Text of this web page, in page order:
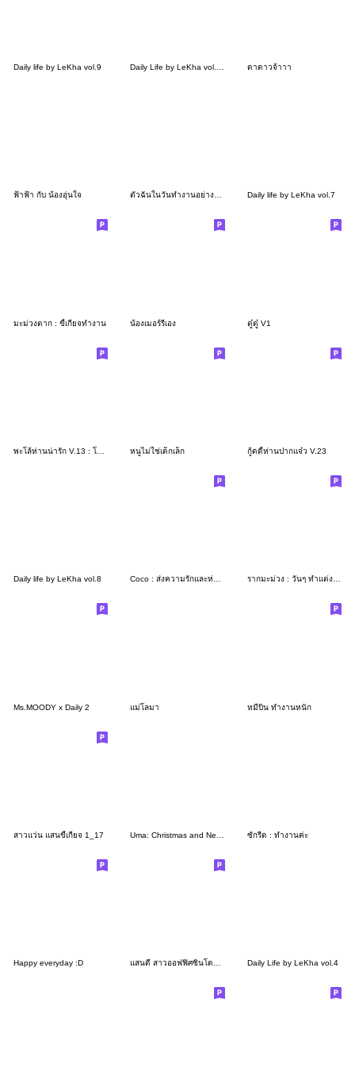
Daily life by LeKha vol.9 ดาดาวจ้าาา
ฟ้าฟ้า กับ น้องอุ่นใจ ตัวฉันในวันทำงานอย่างบ้าคลั่ง Daily life by LeKha vol.7
มะม่วงตาก : ขี้เกียจทำงาน น้องเมอร์รี่เอง ตู๋ตู๋ V1
หนูไม่ใช่เด็กเล็ก กู้ดดี้ห่านปากแจ๋ว V.23
Daily life by LeKha vol.8 Coco : ส่งความรักและห่วงใยได้ทุกวัน รากมะม่วง : วันๆ ทำแต่งาน
Ms.MOODY x Daily 2 แม่โลมา หมีบิน ทำงานหนัก
สาวแว่น แสนขี้เกียจ 1_17 ซักรีด : ทำงานค่ะ
Happy everyday :D แสนดี สาวออฟฟิศซินโดรม Ver.2 Daily Life by LeKha vol.4